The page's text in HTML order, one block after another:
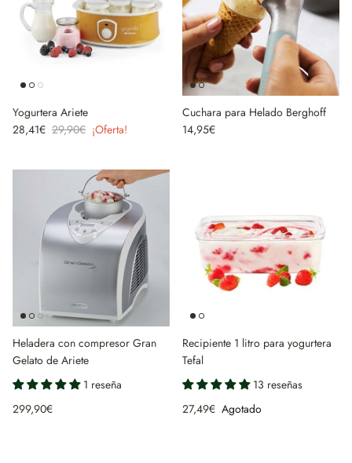
Yogurtera Ariete
28,41€ 29,90€ ¡Oferta!
Cuchara para Helado Berghoff
14,95€
Heladera con compresor Gran
Gelato de Ariete
1 reseña
299,90€
Recipiente 1 litro para yogurtera
Tefal
13 reseñas
27,49€ Agotado